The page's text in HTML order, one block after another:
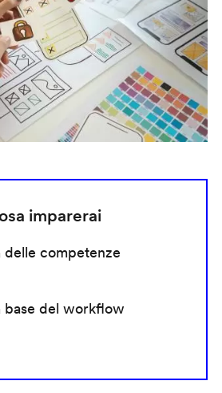
imparerai
delle competenze
base del workflow